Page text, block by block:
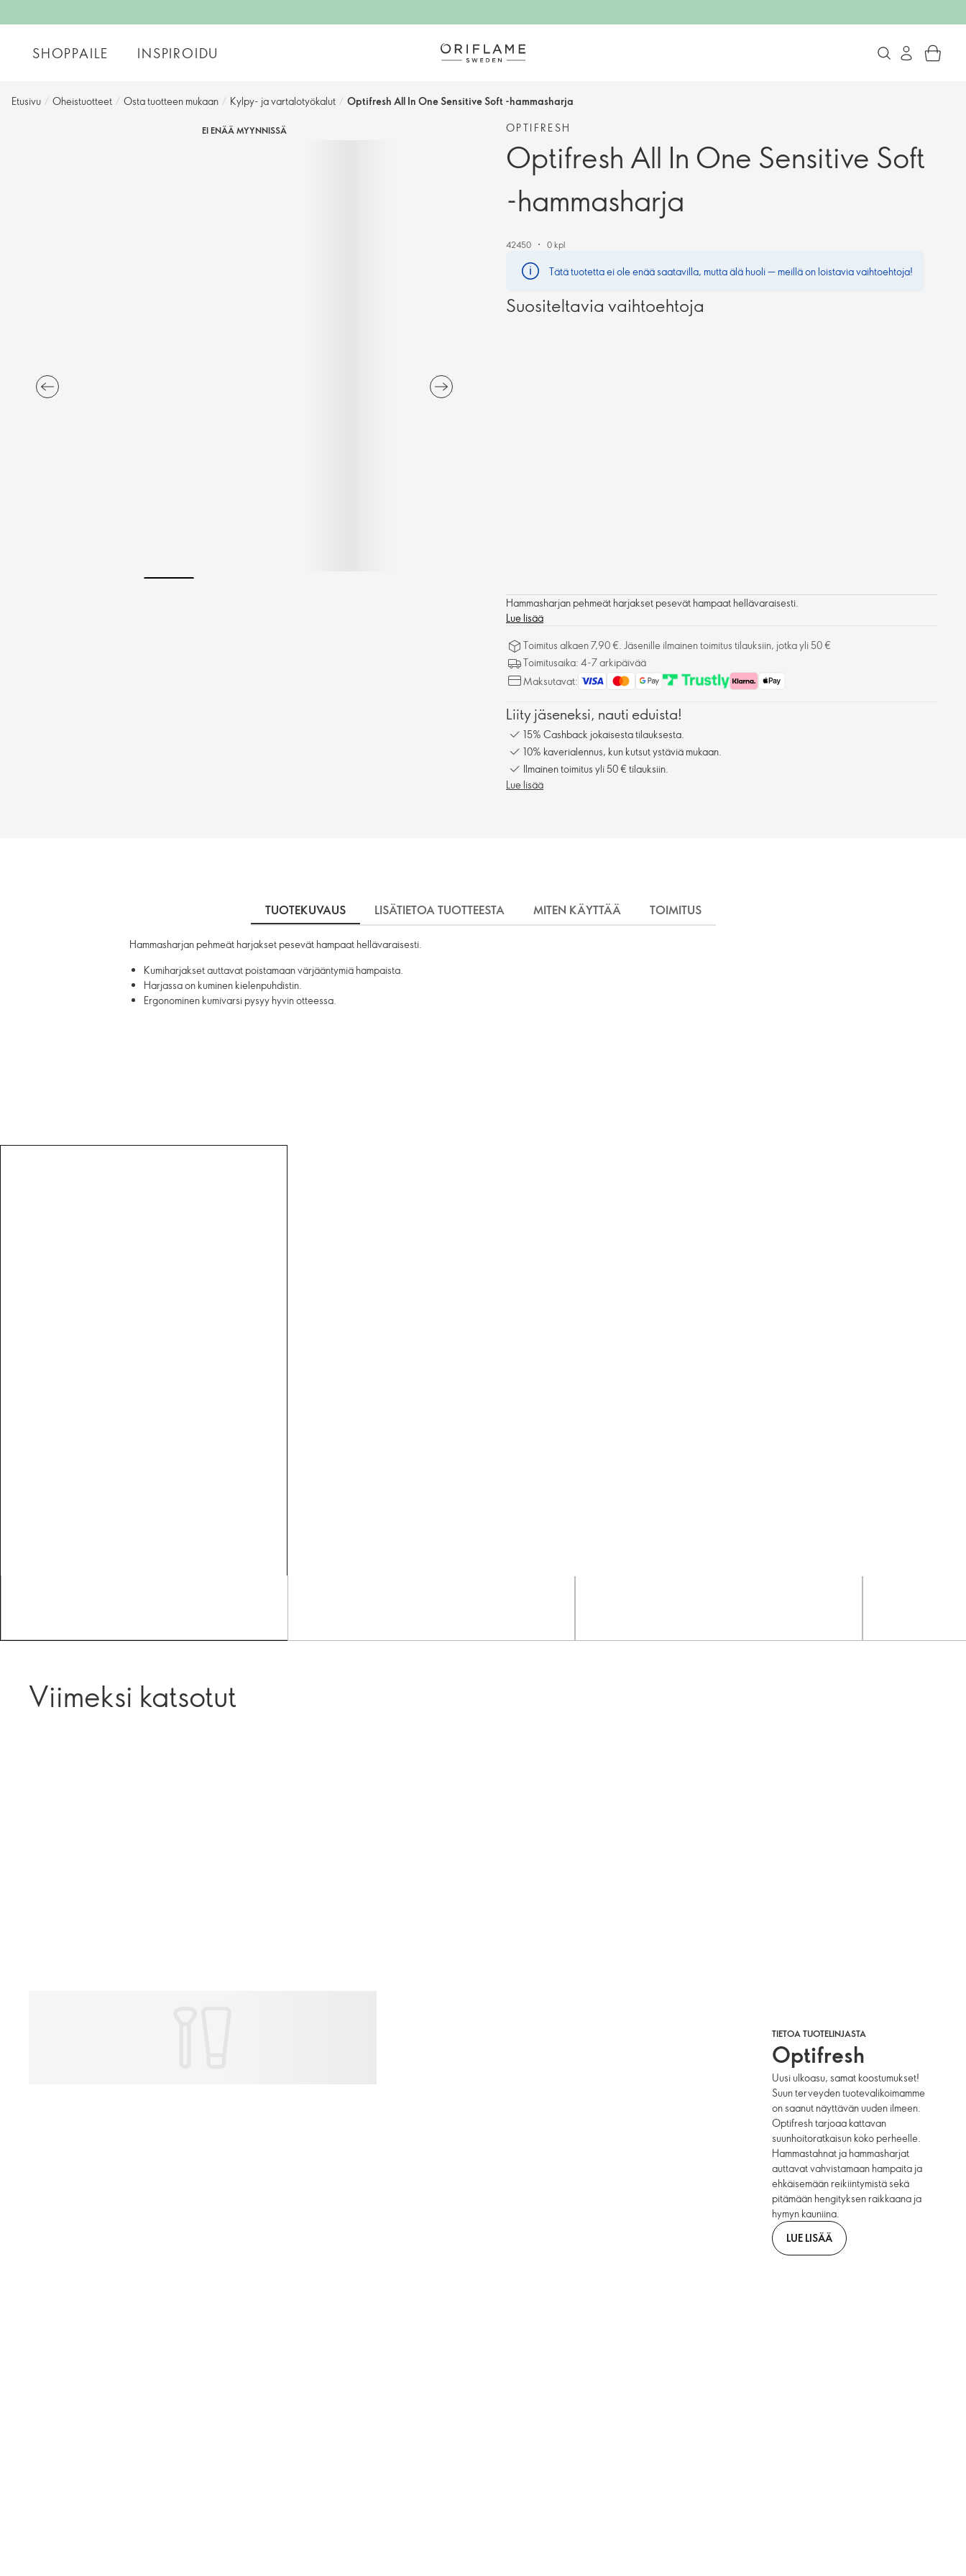
SHOPPAILE INSPIROIDU
Etusivu / Oheistuotteet / Osta tuotteen mukaan / Kylpy- ja vartalotyökalut / Optifresh All In One Sensitive Soft -hammasharja
EI ENÄÄ MYYNNISSÄ OPTIFRESH
Optifresh All In One Sensitive Soft
-hammasharja
42450 0 kpl
Tätä tuotetta ei ole enää saatavilla, mutta älä huoli — meillä on loistavia vaihtoehtoja!
Suositeltavia vaihtoehtoja
Hammasharjan pehmeät harjakset pesevät hampaat hellävaraisesti.
Lue lisää
Toimitus alkaen 7,90 €. Jäsenille ilmainen toimitus tilauksiin, jotka yli 50 €
Toimitusaika: 4-7 arkipäivää
Maksutavat:
Liity jäseneksi, nauti eduista!
15% Cashback jokaisesta tilauksesta.
10% kaverialennus, kun kutsut ystäviä mukaan.
Ilmainen toimitus yli 50 € tilauksiin.
Lue lisää
TUOTEKUVAUS LISÄTIETOA TUOTTEESTA MITEN KÄYTTÄÄ TOIMITUS
Hammasharjan pehmeät harjakset pesevät hampaat hellävaraisesti.
Kumiharjakset auttavat poistamaan värjääntymiä hampaista.
Harjassa on kuminen kielenpuhdistin.
Ergonominen kumivarsi pysyy hyvin otteessa.
Viimeksi katsotut
TIETOA TUOTELINJASTA
Optifresh
Uusi ulkoasu, samat koostumukset!
Suun terveyden tuotevalikoimamme
on saanut näyttävän uuden ilmeen.
Optifresh tarjoaa kattavan
suunhoitoratkaisun koko perheelle.
Hammastahnat ja hammasharjat
auttavat vahvistamaan hampaita ja
ehkäisemään reikiintymistä sekä
pitämään hengityksen raikkaana ja
hymyn kauniina.
LUE LISÄÄ